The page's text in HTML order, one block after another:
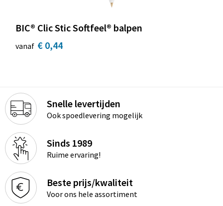
BIC® Clic Stic Softfeel® balpen
vanaf € 0,44
Snelle levertijden
Ook spoedlevering mogelijk
Sinds 1989
Ruime ervaring!
Beste prijs/kwaliteit
Voor ons hele assortiment